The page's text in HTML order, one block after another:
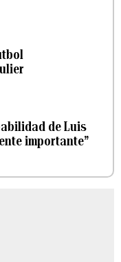
de Luis
importante”